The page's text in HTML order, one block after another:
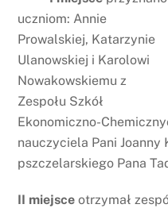
uczniom: Annie
Prowalskiej, Katarzynie
Ulanowskiej i Karolowi
Nowakowskiemu z
Zespołu Szkół
Ekonomiczno-
nauczyciela Pani Joanny
pszczelarskiego Pana
II miejsce otrzymał